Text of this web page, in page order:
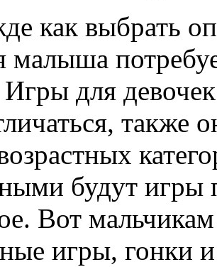
как выбрать
малыша
Игры для
также
будут
Вот
игры, гонки